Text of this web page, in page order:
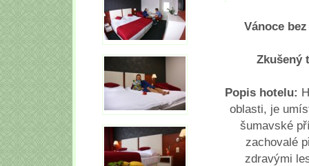
Vánoce
Zkušený
Popis hotelu:
oblasti, je
šumavské
zachovalé
zdravými